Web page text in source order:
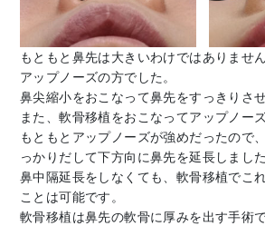
もともと鼻先は大きいわけではありませ
アップノーズの方でした。
鼻尖縮小をおこなって鼻先をすっきりさせ
また、軟骨移植をおこなってアップノー
もともとアップノーズが強めだったので
っかりだして下方向に鼻先を延長しました
鼻中隔延長をしなくても、軟骨移植でこ
ことは可能です。
軟骨移植は鼻先の軟骨に厚みを出す手術